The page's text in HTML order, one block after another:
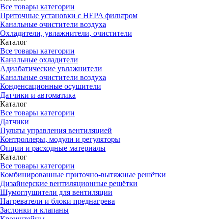
Все товары категории
Приточные установки c HEPA фильтром
Канальные очистители воздуха
Охладители, увлажнители, очистители
Каталог
Все товары категории
Канальные охладители
Адиабатические увлажнители
Канальные очистители воздуха
Конденсационные осушители
Датчики и автоматика
Каталог
Все товары категории
Датчики
Пульты управления вентиляцией
Контроллеры, модули и регуляторы
Опции и расходные материалы
Каталог
Все товары категории
Комбинированные приточно-вытяжные решётки
Дизайнерские вентиляционные решётки
Шумоглушители для вентиляции
Нагреватели и блоки преднагрева
Заслонки и клапаны